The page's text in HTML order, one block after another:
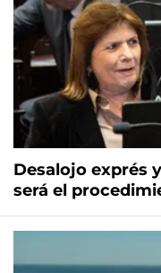
Desalojo exprés
será el